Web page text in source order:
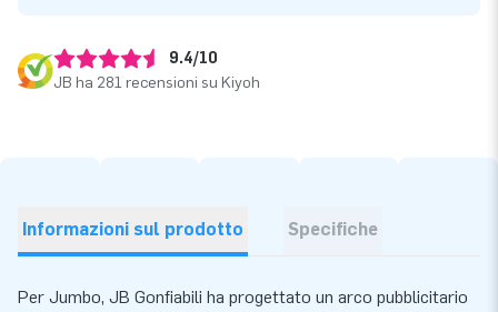
9.4/10
JB ha 281 recensioni su Kiyoh
Informazioni sul prodotto Specifiche
Per Jumbo, JB Gonfiabili ha progettato un arco pubblicitario